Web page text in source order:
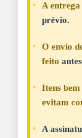
A entrega
prévio.
O envio
feito
Itens
evitam
A